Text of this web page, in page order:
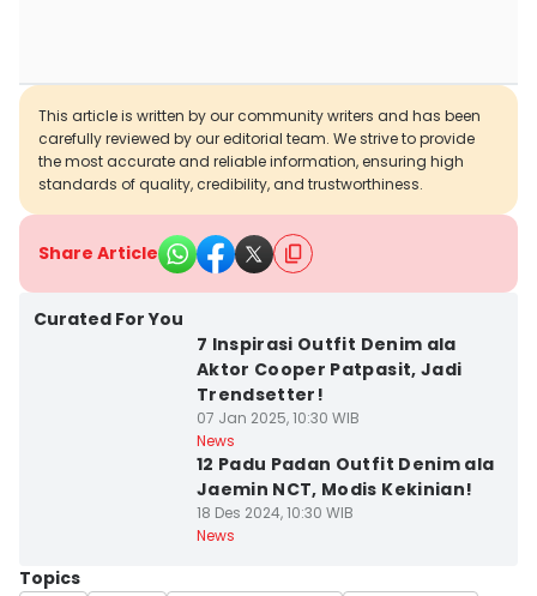
This article is written by our community writers and has been
carefully reviewed by our editorial team. We strive to provide
the most accurate and reliable information, ensuring high
standards of quality, credibility, and trustworthiness.
Share Article
Curated For You
7 Inspirasi Outfit Denim ala
Aktor Cooper Patpasit, Jadi
Trendsetter!
07 Jan 2025, 10:30 WIB
News
12 Padu Padan Outfit Denim ala
Jaemin NCT, Modis Kekinian!
18 Des 2024, 10:30 WIB
News
Topics